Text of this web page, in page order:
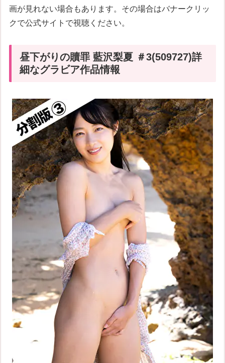
画が見れない場合もあります。その場合はバナークリッ
クで公式サイトで視聴ください。
昼下がりの贖罪 藍沢梨夏 ＃3(509727)詳
細なグラビア作品情報